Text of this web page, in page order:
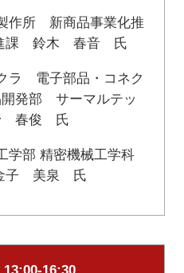
作所 新商品事業化推
進課 鈴木 春音 氏
ラ 電子部品・コネク
発部 サーマルテッ
春俊 氏
部 精密機械工学科
子 美泉 氏